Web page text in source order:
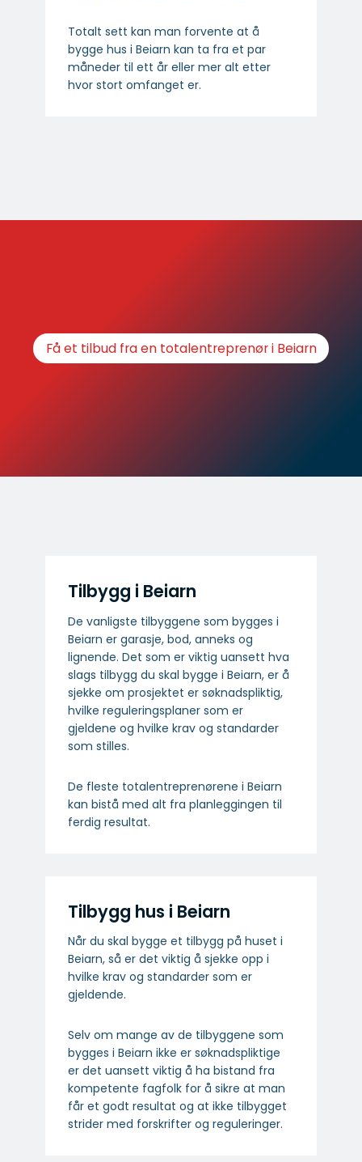
Totalt sett kan man forvente at å
bygge hus i Beiarn kan ta fra et par
måneder til ett år eller mer alt etter
hvor stort omfanget er.
Få et tilbud fra en totalentreprenør i Beiarn
Tilbygg i Beiarn
De vanligste tilbyggene som bygges i
Beiarn er garasje, bod, anneks og
lignende. Det som er viktig uansett hva
slags tilbygg du skal bygge i Beiarn, er å
sjekke om prosjektet er søknadspliktig,
hvilke reguleringsplaner som er
gjeldene og hvilke krav og standarder
som stilles.
De fleste totalentreprenørene i Beiarn
kan bistå med alt fra planleggingen til
ferdig resultat.
Tilbygg hus i Beiarn
Når du skal bygge et tilbygg på huset i
Beiarn, så er det viktig å sjekke opp i
hvilke krav og standarder som er
gjeldende.
Selv om mange av de tilbyggene som
bygges i Beiarn ikke er søknadspliktige
er det uansett viktig å ha bistand fra
kompetente fagfolk for å sikre at man
får et godt resultat og at ikke tilbygget
strider med forskrifter og reguleringer.